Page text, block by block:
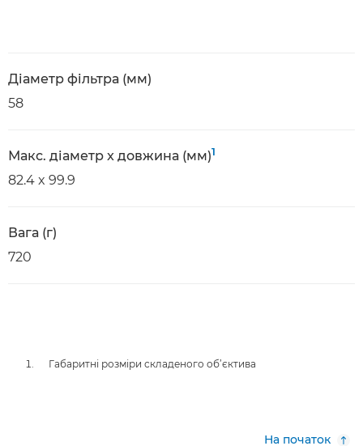
Діаметр фільтра (мм)
58
Макс. діаметр x довжина (мм)1
82.4 x 99.9
Вага (г)
720
Габаритні розміри складеного об’єктива
На початок